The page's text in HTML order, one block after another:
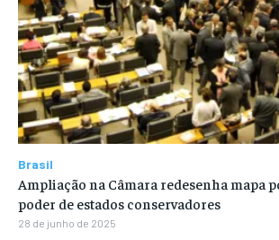
Brasil
Ampliação na Câmara redesenha mapa
poder de estados conservadores
28 de junho de 2025